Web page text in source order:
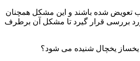
تعویض شده باشند و این مشکل همچنان
بررسی قرار گیرد تا مشکل آن برطرف
یخساز یخچال شنیده می شود؟